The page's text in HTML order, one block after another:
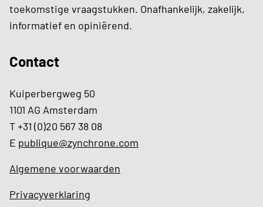
toekomstige vraagstukken. Onafhankelijk, zakelijk,
informatief en opiniërend.
Contact
Kuiperbergweg 50
1101 AG Amsterdam
T +31 (0)20 567 38 08
E publique@zynchrone.com
Algemene voorwaarden
Privacyverklaring